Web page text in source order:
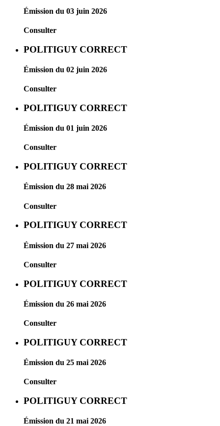
Émission du 03 juin 2026
Consulter
POLITIGUY CORRECT
Émission du 02 juin 2026
Consulter
POLITIGUY CORRECT
Émission du 01 juin 2026
Consulter
POLITIGUY CORRECT
Émission du 28 mai 2026
Consulter
POLITIGUY CORRECT
Émission du 27 mai 2026
Consulter
POLITIGUY CORRECT
Émission du 26 mai 2026
Consulter
POLITIGUY CORRECT
Émission du 25 mai 2026
Consulter
POLITIGUY CORRECT
Émission du 21 mai 2026